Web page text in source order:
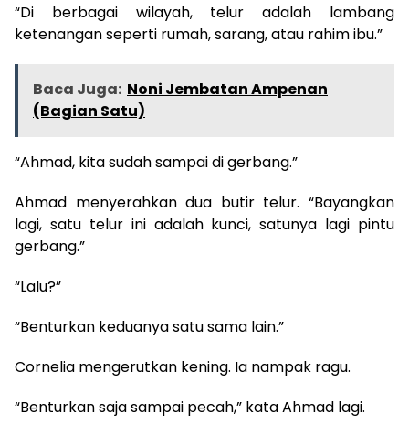
“Di berbagai wilayah, telur adalah lambang
ketenangan seperti rumah, sarang, atau rahim ibu.”
Baca Juga: Noni Jembatan Ampenan
(Bagian Satu)
“Ahmad, kita sudah sampai di gerbang.”
Ahmad menyerahkan dua butir telur. “Bayangkan
lagi, satu telur ini adalah kunci, satunya lagi pintu
gerbang.”
“Lalu?”
“Benturkan keduanya satu sama lain.”
Cornelia mengerutkan kening. Ia nampak ragu.
“Benturkan saja sampai pecah,” kata Ahmad lagi.